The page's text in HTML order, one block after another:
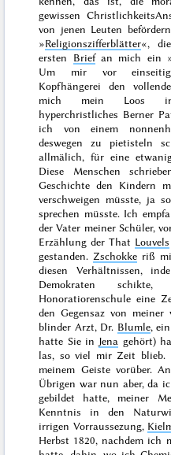
gewissen
von jenen Leuten
»Religionszifferblätter«,
ersten Briefan mich ein
Um mir vor einseitiger
Kopfhängerei den
mich mein Loos in
hyperchristliches Berner
ich von einem
deswegen zu pietisteln
allmälich, für eine
Diese Menschen
Geschichte den Kindern
verschweigen müsste, ja
sprechen müsste. Ich
der Vater meiner Schüler,
Erzählung der That Louvels
gestanden. Zschokke riß
diesen Verhältnissen,
Demokraten
Honoratiorenschule eine
den Gegensaz von
blinder Arzt, Dr. Blumle,
hatte Sie in Jena gehört)
las, so viel mir Zeit blieb.
meinem Geiste vorüber.
Übrigen war nun aber, da
gebildet hatte, meiner
Kenntnis in den
irrigen Vorraussezung,
Herbst 1820, nachdem ich